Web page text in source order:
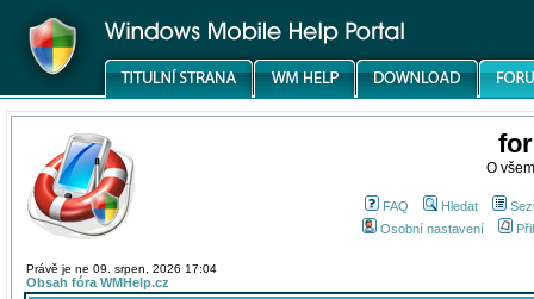
O
FAQ Hledat
Osobní nastavení
Právě je ne 09. srpen, 2026 17:04
Obsah fóra WMHelp.cz